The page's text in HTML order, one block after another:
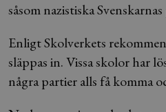
såsom nazistiska
Enligt Skolverkets
släppas in. Vissa skolor har
några partier alls få komma